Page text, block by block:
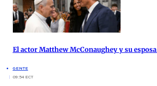
El actor Matthew McConaughey y su
GENTE
09:54 ECT